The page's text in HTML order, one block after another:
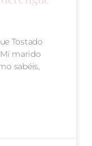
Tostado
marido
sabéis,